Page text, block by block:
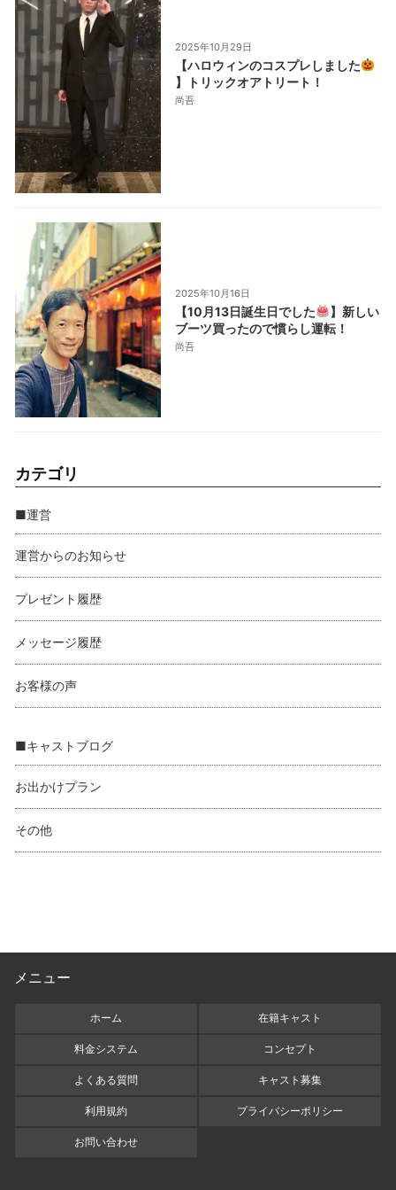
2025年10月29日
【ハロウィンのコスプレしました
】トリックオアトリート！
尚吾
2025年10月16日
【10月13日誕生日でした
】新しい
ブーツ買ったので慣らし運転！
尚吾
カテゴリ
■運営
運営からのお知らせ
プレゼント履歴
メッセージ履歴
お客様の声
■キャストブログ
お出かけプラン
その他
メニュー
ホーム 在籍キャスト
料金システム コンセプト
よくある質問 キャスト募集
利用規約 プライバシーポリシー
お問い合わせ